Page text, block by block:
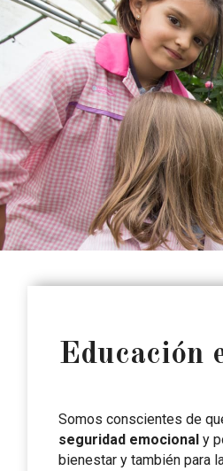
Educación
Somos conscientes de
seguridad emocional y
bienestar y también para